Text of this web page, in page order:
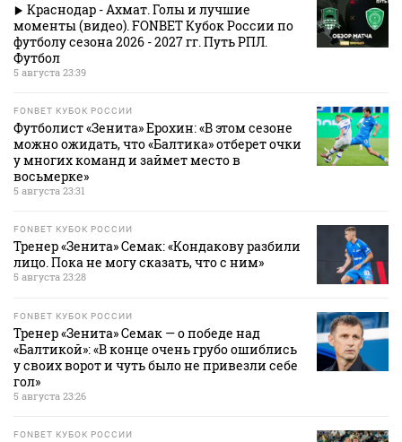
Краснодар - Ахмат. Голы и лучшие
моменты (видео). FONBET Кубок России по
футболу сезона 2026 - 2027 гг. Путь РПЛ.
Футбол
5 августа 23:39
FONBET КУБОК РОССИИ
Футболист «Зенита» Ерохин: «В этом сезоне
можно ожидать, что «Балтика» отберет очки
у многих команд и займет место в
восьмерке»
5 августа 23:31
FONBET КУБОК РОССИИ
Тренер «Зенита» Семак: «Кондакову разбили
лицо. Пока не могу сказать, что с ним»
5 августа 23:28
FONBET КУБОК РОССИИ
Тренер «Зенита» Семак — о победе над
«Балтикой»: «В конце очень грубо ошиблись
у своих ворот и чуть было не привезли себе
гол»
5 августа 23:26
FONBET КУБОК РОССИИ